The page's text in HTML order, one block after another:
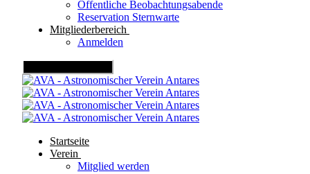
Öffentliche Beobachtungsabende
Reservation Sternwarte
Mitgliederbereich
Anmelden
Startseite
Verein
Mitglied werden